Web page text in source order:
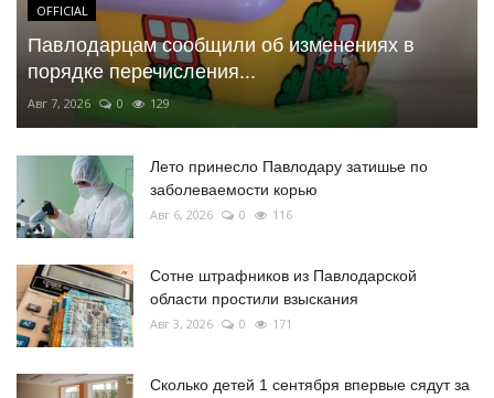
OFFICIAL
Павлодарцам сообщили об изменениях в
порядке перечисления...
Авг 7, 2026 0 129
Лето принесло Павлодару затишье по
заболеваемости корью
Авг 6, 2026 0 116
Сотне штрафников из Павлодарской
области простили взыскания
Авг 3, 2026 0 171
Сколько детей 1 сентября впервые сядут за